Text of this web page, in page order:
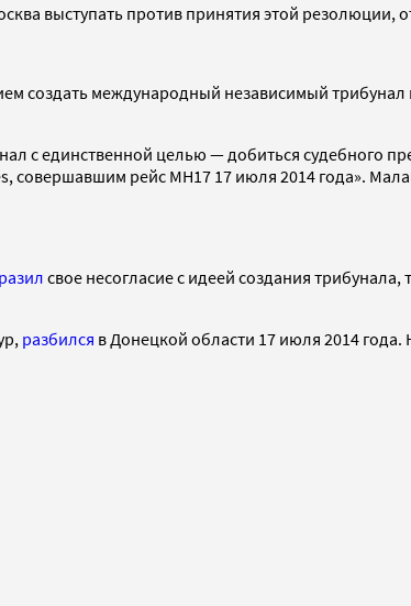
выступать против принятия этой резолюции,
создать международный независимый трибунал
единственной целью — добиться судебного
совершавшим рейс MH17 17 июля 2014 года».
свое несогласие с идеей создания
разбился в Донецкой области 17 июля 2014 года.